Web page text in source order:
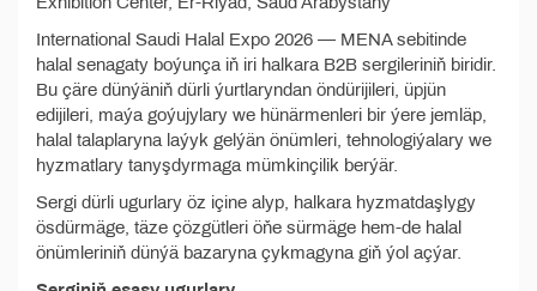
International Saudi Halal Expo 2026 — MENA sebitinde
halal senagaty boýunça iň iri halkara B2B sergileriniň biridir.
Bu çäre dünýäniň dürli ýurtlaryndan öndürijileri, üpjün
edijileri, maýa goýujylary we hünärmenleri bir ýere jemläp,
halal talaplaryna laýyk gelýän önümleri, tehnologiýalary we
hyzmatlary tanyşdyrmaga mümkinçilik berýär.
Sergi dürli ugurlary öz içine alyp, halkara hyzmatdaşlygy
ösdürmäge, täze çözgütleri öňe sürmäge hem-de halal
önümleriniň dünýä bazaryna çykmagyna giň ýol açýar.